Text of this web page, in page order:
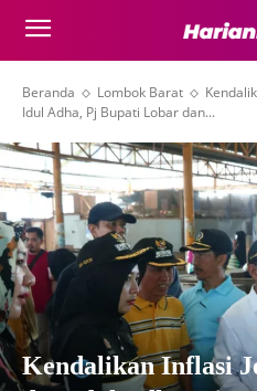
Beranda Lombok Barat
Idul Adha, Pj Bupati Lobar dan...
Kendalikan Inflasi